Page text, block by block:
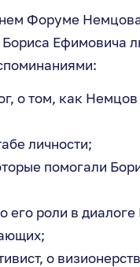
Форуме
Ефимовича
о том, как
личности;
помогали
его роли в
о